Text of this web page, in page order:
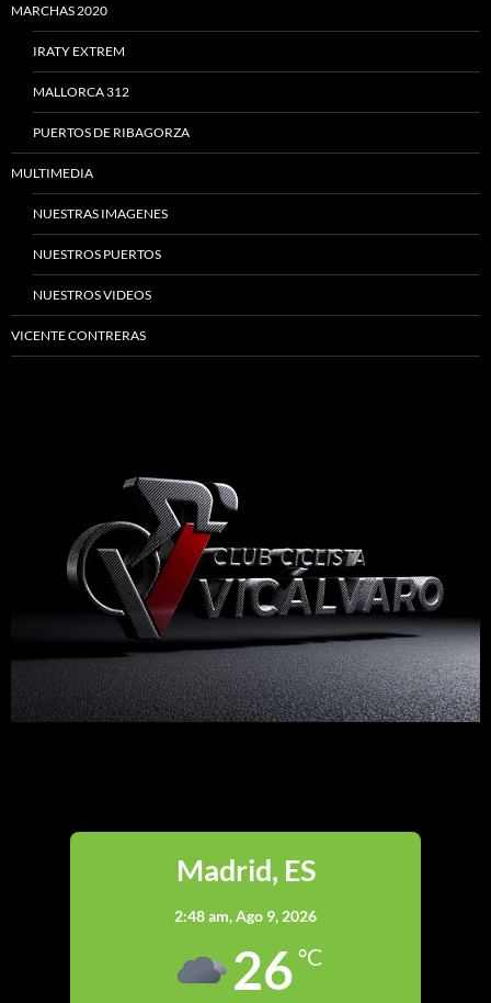
MARCHAS 2020
IRATY EXTREM
MALLORCA 312
PUERTOS DE RIBAGORZA
MULTIMEDIA
NUESTRAS IMAGENES
NUESTROS PUERTOS
NUESTROS VIDEOS
VICENTE CONTRERAS
Madrid, ES
2:48 am,Ago 9, 2026
26 °C